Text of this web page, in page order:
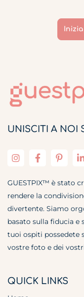
UNISCITI A NOI
GUESTPIX™ è stato
rendere la
divertente. Siamo
basato sulla fiducia e
tuoi ospiti possedete
vostre foto e dei
QUICK LINKS